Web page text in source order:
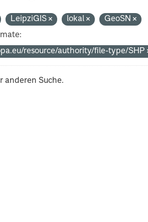
LeipziGIS lokal
GeoSN
resource/authority/file-type/SHP
anderen Suche.